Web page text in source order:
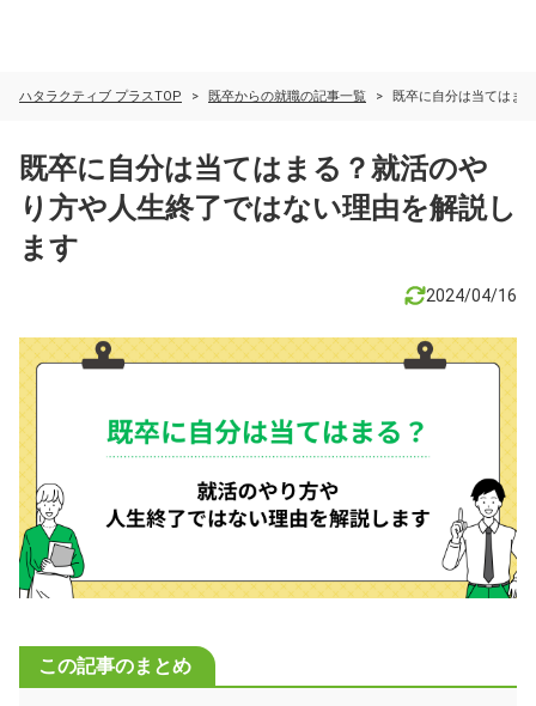
ハタラクティブ プラスTOP 既卒からの就職の記事一覧 既卒に自分は当てはま
既卒に自分は当てはまる？就活のや
り方や人生終了ではない理由を解説し
ます
2024/04/16
この記事のまとめ